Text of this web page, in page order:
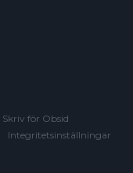
Skriv för Obsid
Integritetsinställningar